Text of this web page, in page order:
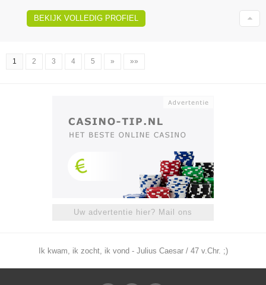
BEKIJK VOLLEDIG PROFIEL
1 2 3 4 5 » »»
Uw advertentie hier? Mail ons
Ik kwam, ik zocht, ik vond - Julius Caesar / 47 v.Chr. ;)